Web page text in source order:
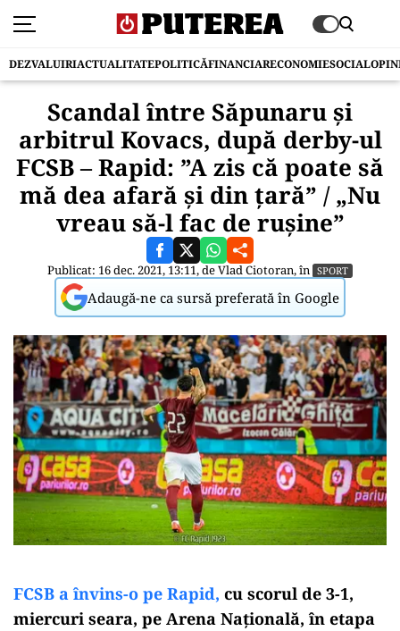
DEZVALUIRIACTUALITATEPOLITICĂFINANCIARECONOMIESOCIAL
Scandal între Săpunaru și
arbitrul Kovacs, după derby-ul
FCSB – Rapid: ”A zis că poate să
mă dea afară și din țară” / „Nu
vreau să-l fac de rușine”
Publicat: 16 dec. 2021, 13:11, deVlad Ciotoran, în SPORT
Adaugă-ne ca sursă preferată în Google
FCSB a învins-o pe Rapid, cu scorul de 3-1,
miercuri seara, pe Arena Naţională, în etapa